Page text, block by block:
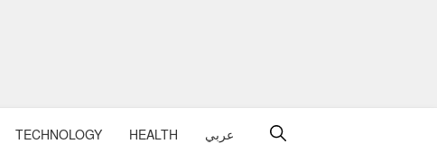
TECHNOLOGY HEALTH عربي